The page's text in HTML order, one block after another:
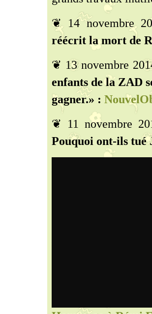
❦ 14 novembre
réécrit la mort de
❦ 13 novembre
enfants de la ZAD
gagner.» :
❦ 11 novembre
Pouquoi ont-ils tué